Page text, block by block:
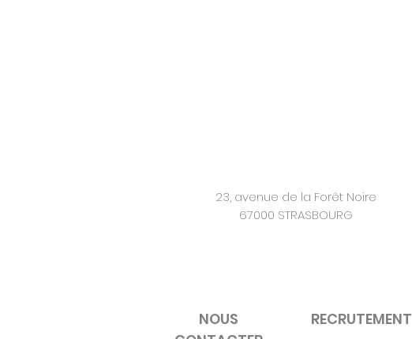
23, avenue de la Forêt Noire
67000 STRASBOURG
NOUS
RECRUTEMENT